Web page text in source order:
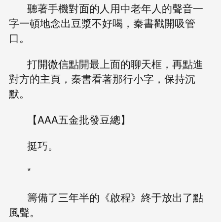
聽著手機對面的人用中老年人的聲音一
字一頓地念出豆漿不好喝，秦書戳開吸管
口。
打開微信點開最上面的聊天框，再點進
對方的主頁，秦書看著那行小字，保持沉
默。
【AAA五金批發豆總】
挺巧。
*
籌備了三年半的《啟程》終于放出了點
風聲。